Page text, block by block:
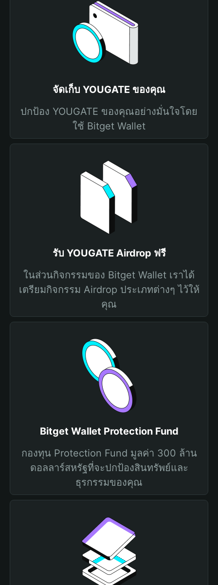
จัดเก็บ YOUGATE ของคุณ
ปกป้อง YOUGATE ของคุณอย่างมั่นใจโดย
ใช้ Bitget Wallet
รับ YOUGATE Airdrop ฟรี
ในส่วนกิจกรรมของ Bitget Wallet เราได้
เตรียมกิจกรรม Airdrop ประเภทต่างๆ ไว้ให้
คุณ
Bitget Wallet Protection Fund
กองทุน Protection Fund มูลค่า 300 ล้าน
ดอลลาร์สหรัฐที่จะปกป้องสินทรัพย์และ
ธุรกรรมของคุณ